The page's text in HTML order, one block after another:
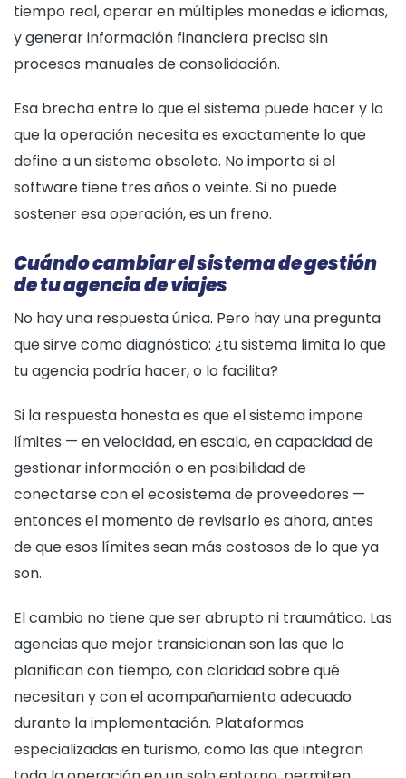
tiempo real, operar en múltiples monedas e idiomas,
y generar información financiera precisa sin
procesos manuales de consolidación.
Esa brecha entre lo que el sistema puede hacer y lo
que la operación necesita es exactamente lo que
define a un sistema obsoleto. No importa si el
software tiene tres años o veinte. Si no puede
sostener esa operación, es un freno.
Cuándo cambiar el sistema de gestión
de tu agencia de viajes
No hay una respuesta única. Pero hay una pregunta
que sirve como diagnóstico: ¿tu sistema limita lo que
tu agencia podría hacer, o lo facilita?
Si la respuesta honesta es que el sistema impone
límites — en velocidad, en escala, en capacidad de
gestionar información o en posibilidad de
conectarse con el ecosistema de proveedores —
entonces el momento de revisarlo es ahora, antes
de que esos límites sean más costosos de lo que ya
son.
El cambio no tiene que ser abrupto ni traumático. Las
agencias que mejor transicionan son las que lo
planifican con tiempo, con claridad sobre qué
necesitan y con el acompañamiento adecuado
durante la implementación. Plataformas
especializadas en turismo, como las que integran